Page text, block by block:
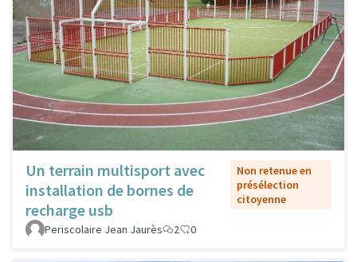
Un terrain multisport avec
installation de bornes de
recharge usb
Non retenue en
présélection
citoyenne
Periscolaire Jean Jaurès 2 0